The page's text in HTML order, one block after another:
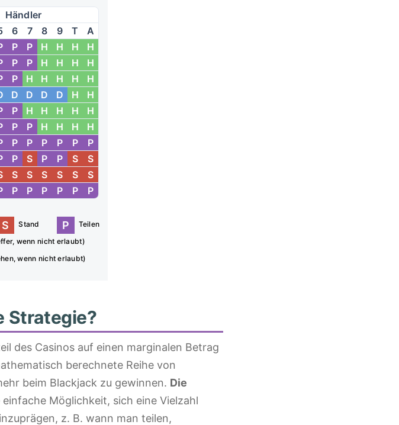
Händler
6 7 8 9 T
A
P P H H H
H
P P H H H
H
P H H H H
H
D D D D H
H
P H H H H
H
P P H H H
H
P P P P P
P
P S P P S
S
S S S S S
S
P P P P P P
S Stand P Teilen
wenn nicht erlaubt)
wenn nicht erlaubt)
Strategie?
des Casinos auf einen marginalen Betrag
berechnete Reihe von
beim Blackjack zu gewinnen. Die
Möglichkeit, sich eine Vielzahl
z. B. wann man teilen,